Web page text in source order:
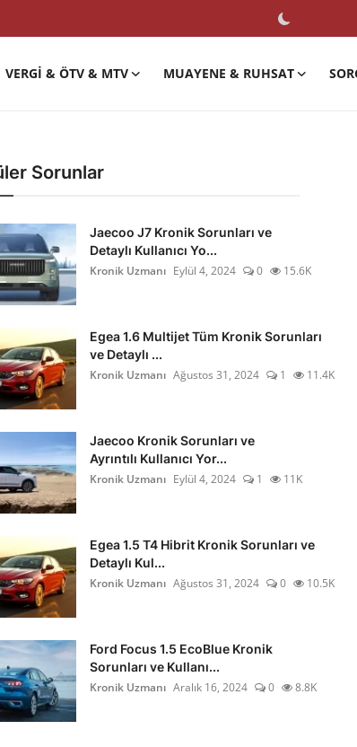
VERGI & ÖTV & MTV MUAYENE & RUHSAT
Sorunlar
Jaecoo J7 Kronik Sorunları ve
Detaylı Kullanıcı Yo...
Kronik Uzmanı Eylül 4, 2024 0 15.6K
Egea 1.6 Multijet Tüm Kronik Sorunları
ve Detaylı ...
Kronik Uzmanı Ağustos 31, 2024 1 11.4K
Jaecoo Kronik Sorunları ve
Ayrıntılı Kullanıcı Yor...
Kronik Uzmanı Eylül 4, 2024 1 11K
Egea 1.5 T4 Hibrit Kronik Sorunları ve
Detaylı Kul...
Kronik Uzmanı Ağustos 31, 2024 0 10.5K
Ford Focus 1.5 EcoBlue Kronik
Sorunları ve Kullanı...
Kronik Uzmanı Aralık 16, 2024 0 8.8K